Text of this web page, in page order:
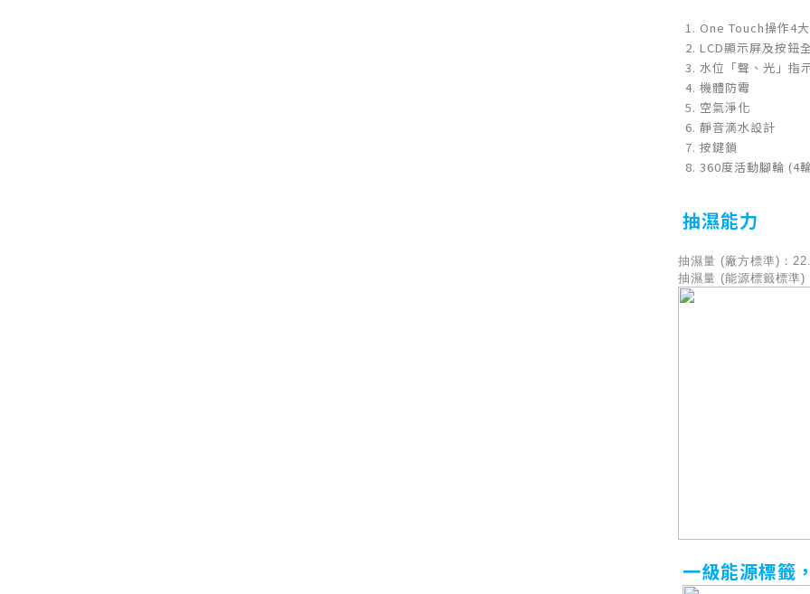
One Touch操作4
LCD顯示屏及按鈕
水位「聲、光」指
機體防霉
空氣淨化
靜音滴水設計
按鍵鎖
360度活動腳輪 (4
抽濕能力
抽濕量 (廠方標準)：
抽濕量 (能源標籤標準)
一級能源標籤